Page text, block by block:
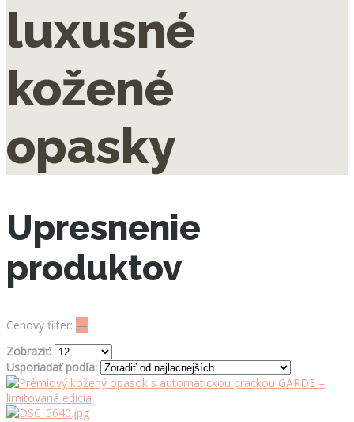
luxusné
kožené
opasky
Upresnenie
produktov
Cenový filter: —
Zobraziť:
Usporiadať podľa: